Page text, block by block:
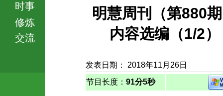
时事
修炼
交流
明慧周刊（第880
内容选编（1/2）
发表日期： 2018年11月26日
节目长度： 91分5秒